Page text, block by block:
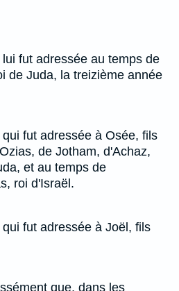
fut adressée au temps de
de Juda, la treizième année
fut adressée à Osée, fils
de Jotham, d'Achaz,
et au temps de
roi d'Israël.
fut adressée à Joël, fils
que, dans les